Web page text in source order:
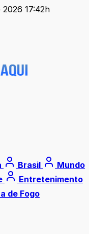
17:42h
Brasil
Mundo
Entretenimento
de Fogo